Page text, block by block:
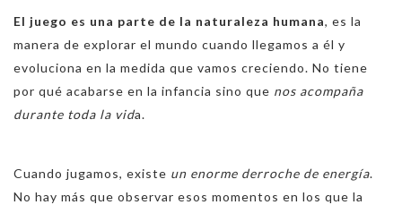
El juego es una parte de la naturaleza humana, es la
manera de explorar el mundo cuando llegamos a él y
evoluciona en la medida que vamos creciendo. No tiene
por qué acabarse en la infancia sino que nos acompaña
durante toda la vida.
Cuando jugamos, existe un enorme derroche de energía.
No hay más que observar esos momentos en los que la